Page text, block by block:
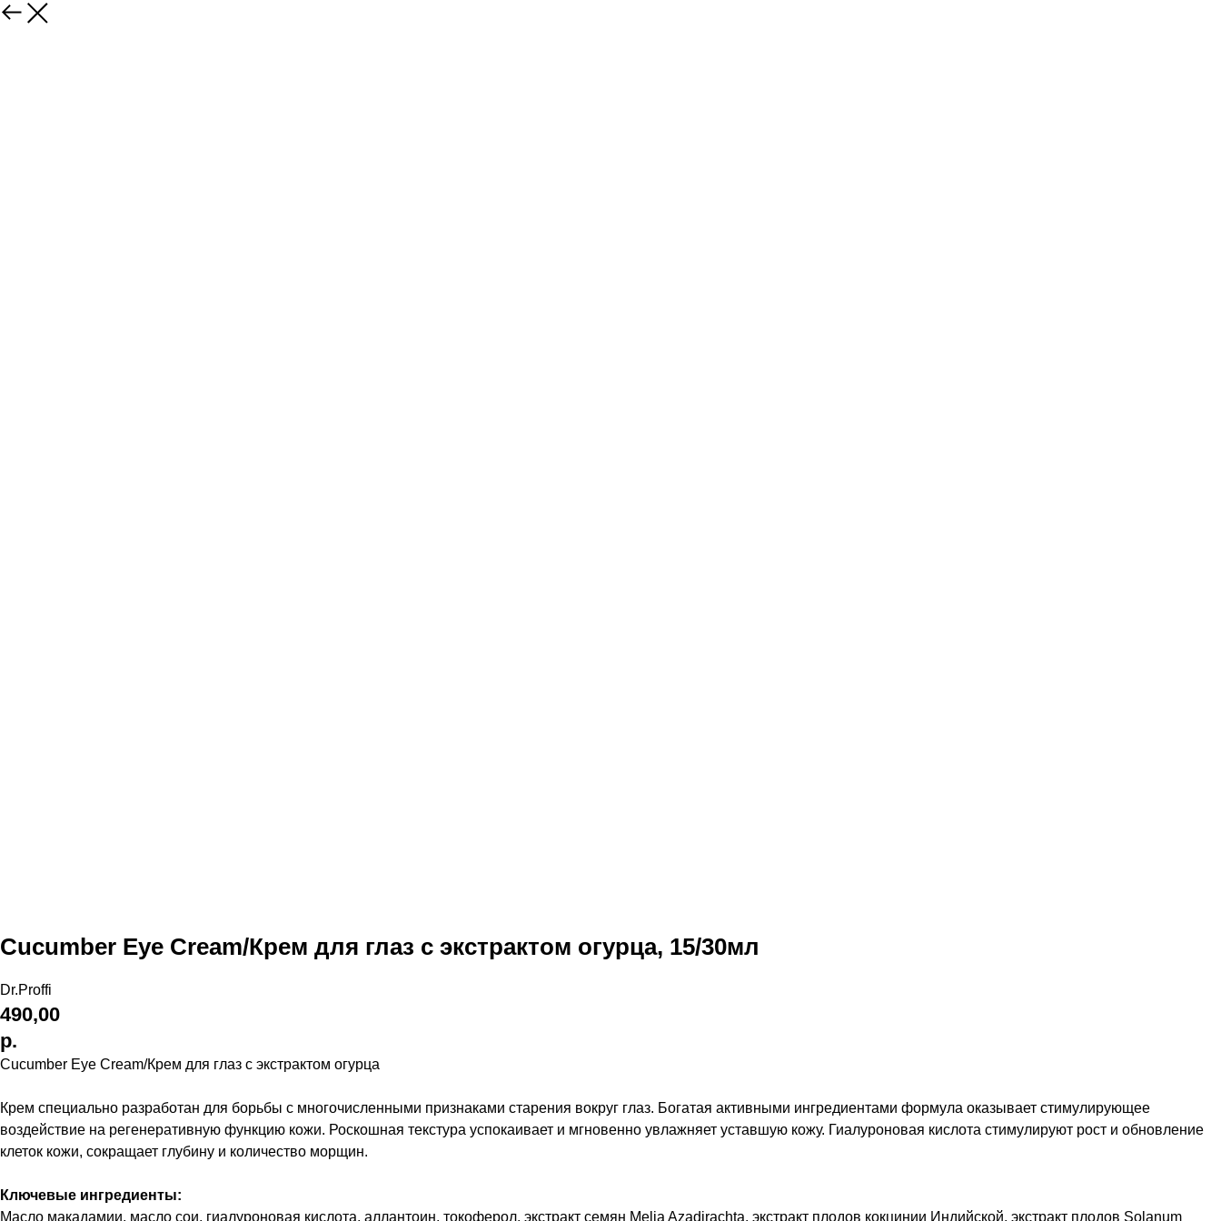
Cucumber Eye Cream/Крем для глаз с экстрактом огурца, 15/30мл
Dr.Proffi
490,00
р.
Cucumber Eye Cream/Крем для глаз с экстрактом огурца
Крем специально разработан для борьбы с многочисленными признаками старения вокруг глаз. Богатая активными ингредиентами формула оказывает стимулирующее
воздействие на регенеративную функцию кожи. Роскошная текстура успокаивает и мгновенно увлажняет уставшую кожу. Гиалуроновая кислота стимулируют рост и обновление
клеток кожи, сокращает глубину и количество морщин.
Ключевые ингредиенты:
Масло макадамии, масло сои, гиалуроновая кислота, аллантоин, токоферол, экстракт семян Melia Azadirachta, экстракт плодов кокцинии Индийской, экстракт плодов Solanum